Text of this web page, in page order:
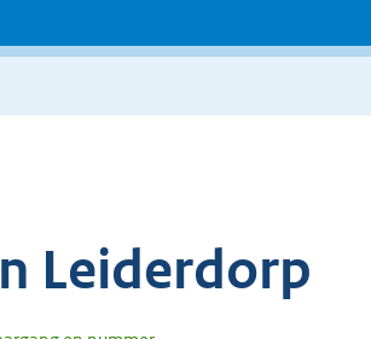
Leiderdorp